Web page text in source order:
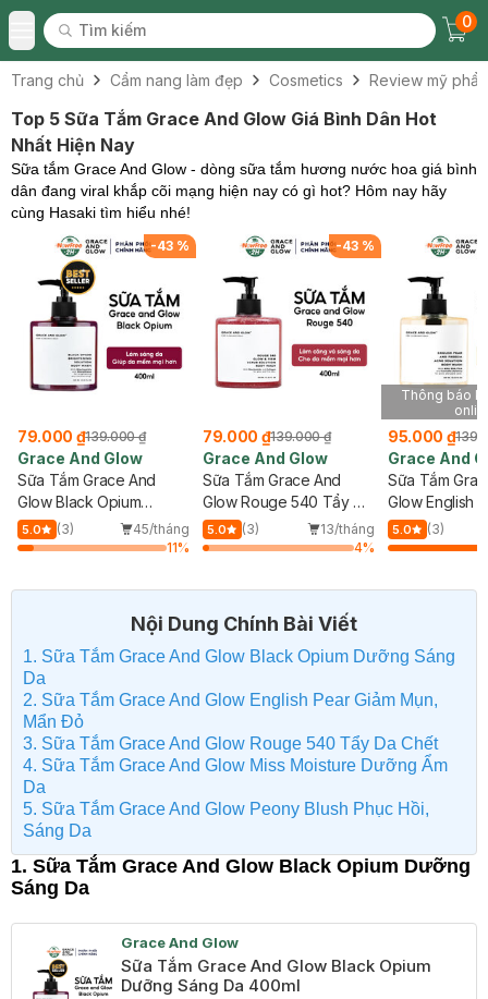
Toggle Menu
Tìm kiếm
Tìm kiếm
0
Trang chủ Cẩm nang làm đẹp Cosmetics Review mỹ
Top 5 Sữa Tắm Grace And Glow Giá Bình Dân Hot
Nhất Hiện Nay
Sữa tắm Grace And Glow - dòng sữa tắm hương nước hoa giá bình
dân đang viral khắp cõi mạng hiện nay có gì hot? Hôm nay hãy
cùng Hasaki tìm hiểu nhé!
-43%
79.000 ₫139.000 ₫
Grace And Glow
Sữa Tắm Grace And
Glow Black Opium
Dưỡng Sáng Da 400ml
5.0 (3)
45/tháng
11%
-43%
79.000 ₫139.000 ₫
Grace And Glow
Sữa Tắm Grace And
Glow Rouge 540 Tẩy Da
Chết 400ml
5.0 (3)
13/tháng
4%
Thông báo
95.000 ₫
Grace And
Sữa Tắm
Glow English
Mụn, Mẩn Đỏ
5.0 (3)
Nội Dung Chính Bài Viết
1. Sữa Tắm Grace And Glow Black Opium Dưỡng Sáng
Da
2. Sữa Tắm Grace And Glow English Pear Giảm Mụn,
Mẩn Đỏ
3. Sữa Tắm Grace And Glow Rouge 540 Tẩy Da Chết
4. Sữa Tắm Grace And Glow Miss Moisture Dưỡng Ẩm
Da
5. Sữa Tắm Grace And Glow Peony Blush Phục Hồi,
Sáng Da
1. Sữa Tắm Grace And Glow Black Opium Dưỡng
Sáng Da
Grace And Glow
Sữa Tắm Grace And Glow Black Opium
Dưỡng Sáng Da 400ml